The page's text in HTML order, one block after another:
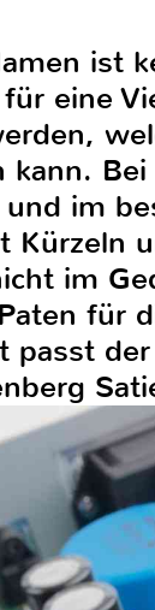
ist
eine
kann.
im
Kürzeln
im
für
passt